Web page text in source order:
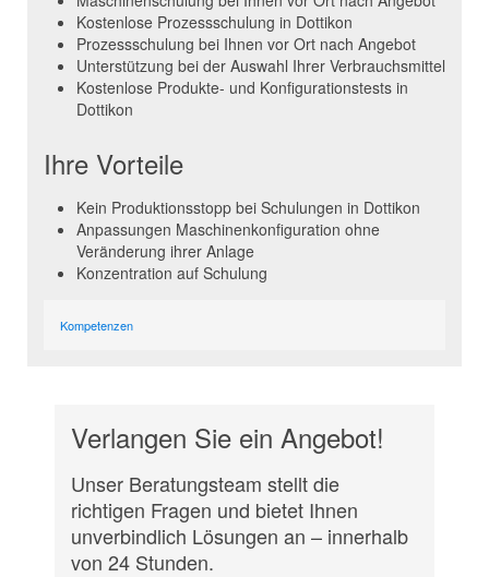
Kostenlose Prozessschulung in Dottikon
Prozessschulung bei Ihnen vor Ort nach Angebot
Unterstützung bei der Auswahl Ihrer Verbrauchsmittel
Kostenlose Produkte- und Konfigurationstests in
Dottikon
Ihre Vorteile
Kein Produktionsstopp bei Schulungen in Dottikon
Anpassungen Maschinenkonfiguration ohne
Veränderung ihrer Anlage
Konzentration auf Schulung
Kompetenzen
Verlangen Sie ein Angebot!
Unser Beratungsteam stellt die
richtigen Fragen und bietet Ihnen
unverbindlich Lösungen an – innerhalb
von 24 Stunden.